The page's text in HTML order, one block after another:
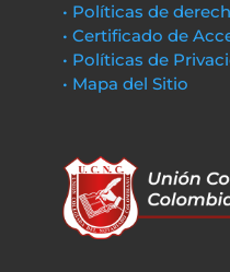
• Políticas de
• Certificado de
• Políticas de
• Mapa del Sitio